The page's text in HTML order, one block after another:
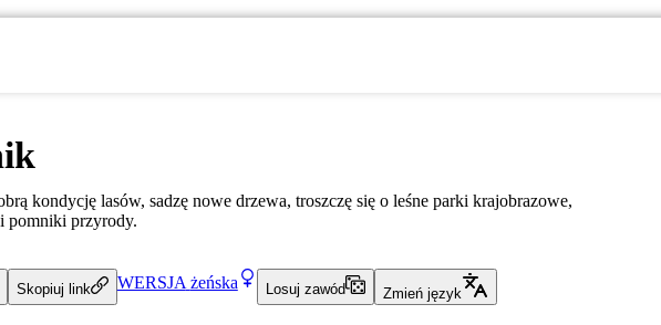
kondycję lasów, sadzę nowe drzewa, troszczę się o leśne parki krajobrazowe,
pomniki przyrody.
Skopiuj link WERSJA żeńska Losuj zawód Zmień język